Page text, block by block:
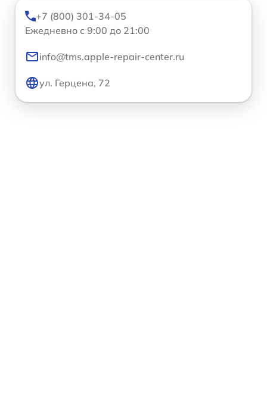
+7 (800) 301-34-05
Ежедневно с 9:00 до 21:00
info@tms.apple-repair-center.ru
ул. Герцена, 72